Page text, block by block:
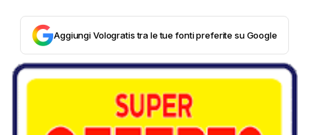
Aggiungi Vologratis tra le tue fonti preferite su Google